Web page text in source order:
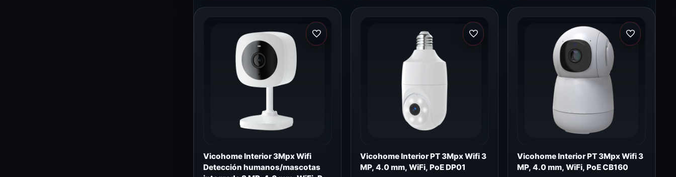
Vicohome Interior 3Mpx Wifi
Detección humanos/mascotas
Vicohome Interior PT 3Mpx Wifi 3
MP, 4.0 mm, WiFi, PoE DP01
Vicohome Interior PT 3Mpx Wifi 3
MP, 4.0 mm, WiFi, PoE CB160